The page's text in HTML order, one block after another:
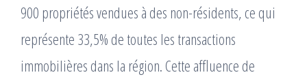
900 propriétés vendues à des non-résidents, ce qui
représente 33,5% de toutes les transactions
immobilières dans la région. Cette affluence de